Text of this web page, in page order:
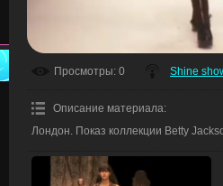
Просмотры: 0 Shine
Описание материала:
Лондон. Показ коллекции Betty